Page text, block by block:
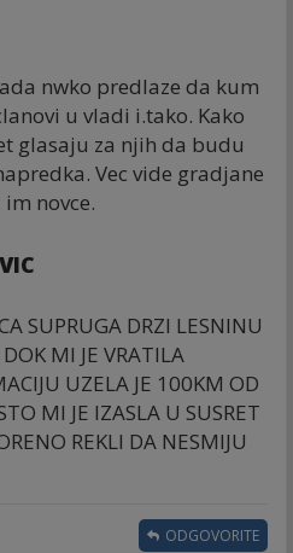
nwko predlaze da kum
u vladi i.tako. Kako
glasaju za njih da budu
Vec vide gradjane
novce.
SUPRUGA DRZI LESNINU
MI JE VRATILA
UZELA JE 100KM OD
MI JE IZASLA U SUSRET
REKLI DA NESMIJU
ODGOVORITE